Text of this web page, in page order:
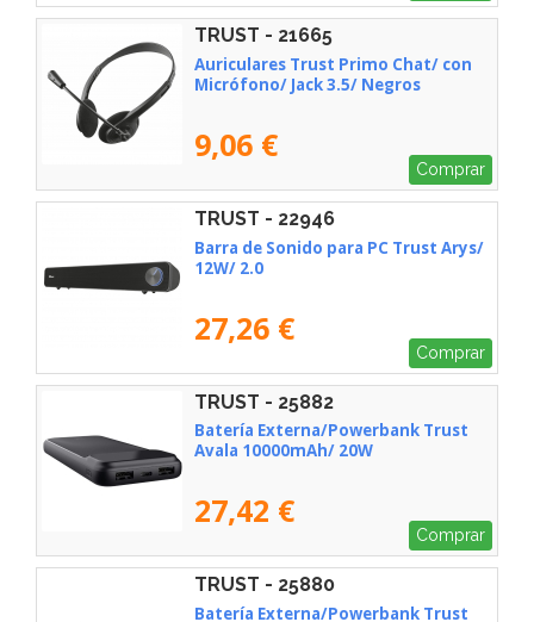
TRUST - 21665
Auriculares Trust Primo Chat/ con
Micrófono/ Jack 3.5/ Negros
9,06 €
Comprar
TRUST - 22946
Barra de Sonido para PC Trust Arys/
12W/ 2.0
27,26 €
Comprar
TRUST - 25882
Batería Externa/Powerbank Trust
Avala 10000mAh/ 20W
27,42 €
Comprar
TRUST - 25880
Batería Externa/Powerbank Trust